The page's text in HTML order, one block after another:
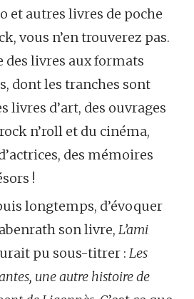
et autres livres de poche
vous n’en trouverez pas.
des livres aux formats
dont les tranches sont
livres d’art, des ouvrages
n’roll et du cinéma,
des mémoires
!
longtemps, d’évoquer
son livre, L’ami
pu sous-titrer : Les
une autre histoire de